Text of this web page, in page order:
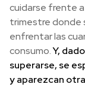
cuidarse frente a
trimestre donde
enfrentar las
consumo.Y,
superarse, se
y aparezcan